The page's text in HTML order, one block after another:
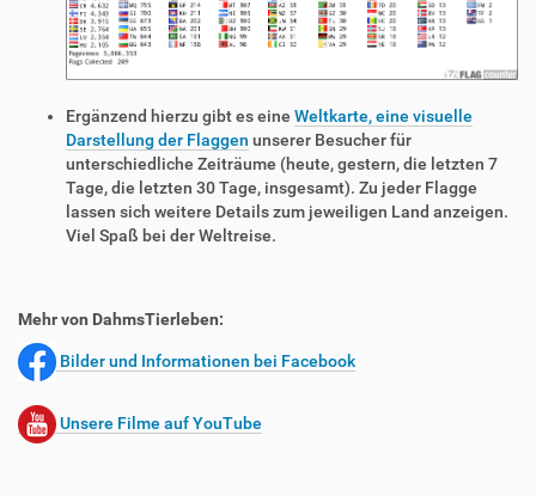
Ergänzend hierzu gibt es eine Weltkarte, eine visuelle
Darstellung der Flaggen unserer Besucher für
unterschiedliche Zeiträume (heute, gestern, die letzten 7
Tage, die letzten 30 Tage, insgesamt). Zu jeder Flagge
lassen sich weitere Details zum jeweiligen Land anzeigen.
Viel Spaß bei der Weltreise.
Mehr von DahmsTierleben:
Bilder und Informationen bei Facebook
Unsere Filme auf YouTube